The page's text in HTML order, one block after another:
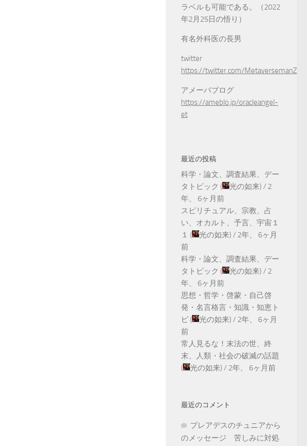
ラベルも可能である。（2022
年2月25日の悟り）
有名外科医の長男
twitter
https://twitter.com/MetaversemanZ
アメーバブログ
https://ameblo.jp/oracleangel-
et
最近の投稿
科学・論文、調査結果、デー
タトピック ( 光の如来) / 2
年、 6ヶ月前
スピリチュアル、宗教、占
い、オカルト、予言、宇宙１
１ ( 光の如来) / 2年、 6ヶ月
前
科学・論文、調査結果、デー
タトピック ( 光の如来) / 2
年、 6ヶ月前
思想・哲学・啓蒙・自己啓
発・名言格言・知識・知恵ト
ピ ( 光の如来) / 2年、 6ヶ月
前
常人見るな！末法の世、終
末、人類・社会の破滅の話題
(
光の如来) / 2年、 6ヶ月前
最近のコメント
プレアデスのチュニアから
のメッセージ 苦しみに対処